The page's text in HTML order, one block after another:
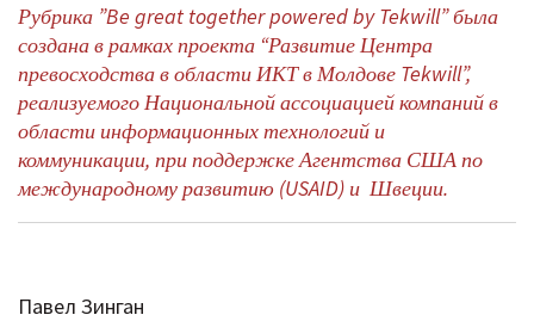
Рубрика ”Be great together powered by Tekwill” была
создана в рамках проекта “Развитие Центра
превосходства в области ИКТ в Молдове Tekwill”,
реализуемого Национальной ассоциацией компаний в
области информационных технологий и
коммуникации, при поддержке Агентства США по
международному развитию (USAID) и Швеции.
Павел Зинган